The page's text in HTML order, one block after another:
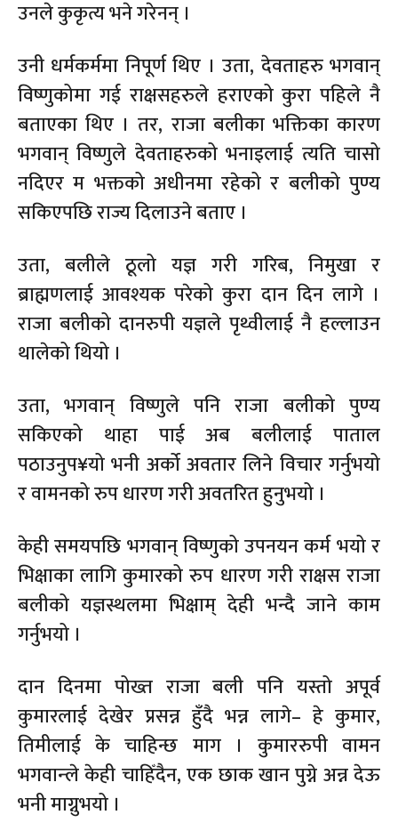
उनले कुकृत्य भने गरेनन् ।
उनी धर्मकर्ममा निपूर्ण थिए । उता, देवताहरु भगवान्
विष्णुकोमा गई राक्षसहरुले हराएको कुरा पहिले नै
बताएका थिए । तर, राजा बलीका भक्तिका कारण
भगवान् विष्णुले देवताहरुको भनाइलाई त्यति चासो
नदिएर म भक्तको अधीनमा रहेको र बलीको पुण्य
सकिएपछि राज्य दिलाउने बताए ।
उता, बलीले ठूलो यज्ञ गरी गरिब, निमुखा र
ब्राह्मणलाई आवश्यक परेको कुरा दान दिन लागे ।
राजा बलीको दानरुपी यज्ञले पृथ्वीलाई नै हल्लाउन
थालेको थियो ।
उता, भगवान् विष्णुले पनि राजा बलीको पुण्य
सकिएको थाहा पाई अब बलीलाई पाताल
पठाउनुप¥यो भनी अर्को अवतार लिने विचार गर्नुभयो
र वामनको रुप धारण गरी अवतरित हुनुभयो ।
केही समयपछि भगवान् विष्णुको उपनयन कर्म भयो र
भिक्षाका लागि कुमारको रुप धारण गरी राक्षस राजा
बलीको यज्ञस्थलमा भिक्षाम् देही भन्दै जाने काम
गर्नुभयो ।
दान दिनमा पोख्त राजा बली पनि यस्तो अपूर्व
कुमारलाई देखेर प्रसन्न हुँदै भन्न लागे– हे कुमार,
तिमीलाई के चाहिन्छ माग । कुमाररुपी वामन
भगवान्ले केही चाहिँदैन, एक छाक खान पुग्ने अन्न देऊ
भनी माग्नुभयो ।